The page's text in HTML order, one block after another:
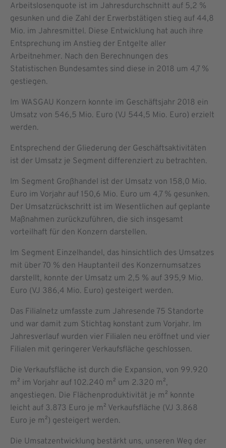
Arbeitslosenquote ist im Jahresdurchschnitt auf 5,2 %
gesunken und die Zahl der Erwerbstätigen stieg auf 44,8
Mio. im Jahresmittel. Diese Entwicklung hat auch ihre
Entsprechung im Anstieg der Entgelte aller
Arbeitnehmer. Nach den Berechnungen des
Statistischen Bundesamtes sind diese in 2018 um 4,7 %
gestiegen.
Im WASGAU Konzern konnte im Geschäftsjahr 2018 ein
Umsatz von 546,5 Mio. Euro (VJ 544,5 Mio. Euro) erzielt
werden.
Entsprechend der Gliederung der Geschäftsaktivitäten
ist der Umsatz je Segment differenziert zu betrachten.
Im Segment Großhandel ist der Umsatz von 158,0 Mio.
Euro im Vorjahr auf 150,6 Mio. Euro um 4,7 % gesunken.
Der Umsatzrückschritt ist im Wesentlichen auf geplante
Maßnahmen zurückzuführen, die sich insgesamt
vorteilhaft für den Konzern darstellen.
Im Segment Einzelhandel, das hinsichtlich des Umsatzes
mit über 70 % den Hauptanteil des Konzernumsatzes
darstellt, konnte der Umsatz um 2,5 % auf 395,9 Mio.
Euro (VJ 386,4 Mio. Euro) gesteigert werden.
Das Filialnetz umfasste zum Jahresende 75 Standorte
und war damit zum Stichtag konstant zum Vorjahr. Im
Jahresverlauf wurden vier Filialen neu eröffnet und vier
Filialen mit geringerer Verkaufsfläche geschlossen.
Die Verkaufsfläche ist durch die Expansion, von 99.920
m² im Vorjahr auf 102.240 m² um 2.320 m²,
angestiegen. Die Flächenproduktivität je m² konnte
leicht auf 3.873 Euro je m² Verkaufsfläche (VJ 3.868
Euro je m²) gesteigert werden.
Die Umsatzentwicklung bestärkt uns, unseren Weg der